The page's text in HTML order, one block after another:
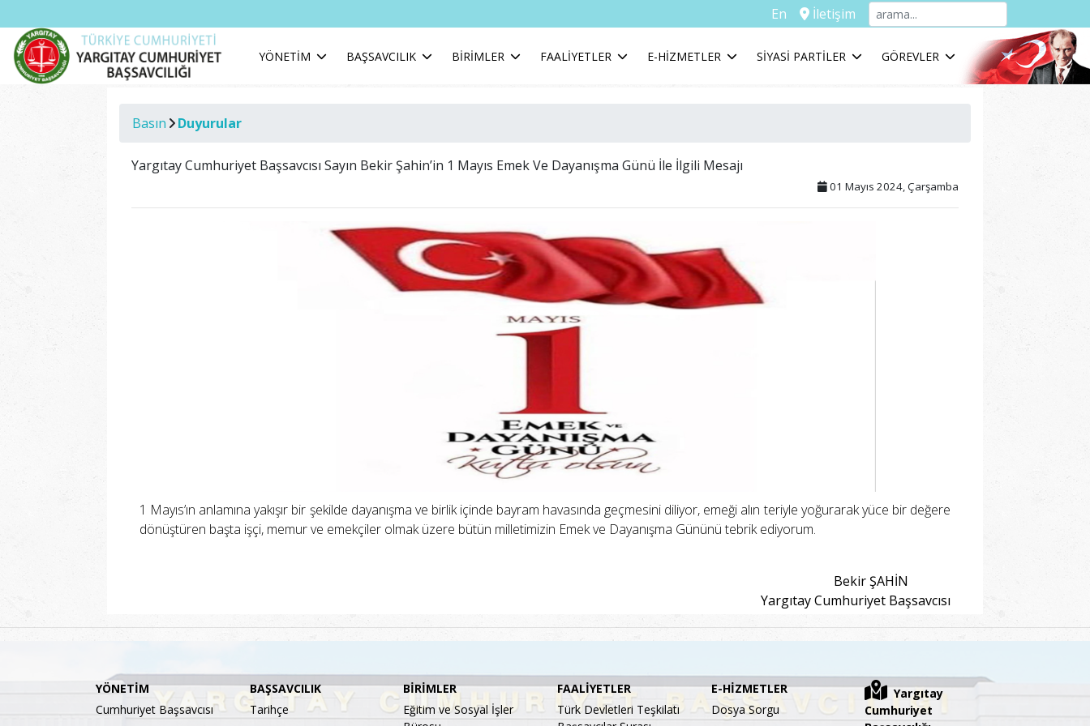
En İletişim
YÖNETİM BAŞSAVCILIK BİRİMLER FAALİYETLER E-HİZMETLER SİYASİ PARTİLER GÖREVLER
Basın Duyurular
Yargıtay Cumhuriyet Başsavcısı Sayın Bekir Şahin’in 1 Mayıs Emek Ve Dayanışma Günü İle İlgili Mesajı
01 Mayıs 2024, Çarşamba
1 Mayıs’ın anlamına yakışır bir şekilde dayanışma ve birlik içinde bayram havasında geçmesini diliyor, emeği alın teriyle yoğurarak yüce bir değere
dönüştüren başta işçi, memur ve emekçiler olmak üzere bütün milletimizin Emek ve Dayanışma Gününü tebrik ediyorum.
Bekir ŞAHİN
Yargıtay Cumhuriyet Başsavcısı
YÖNETİM
Cumhuriyet Başsavcısı
BAŞSAVCILIK
Tarihçe
BİRİMLER
Eğitim ve Sosyal İşler
FAALİYETLER
Türk Devletleri Teşkilatı
E-HİZMETLER
Dosya Sorgu
Yargıtay
Cumhuriyet